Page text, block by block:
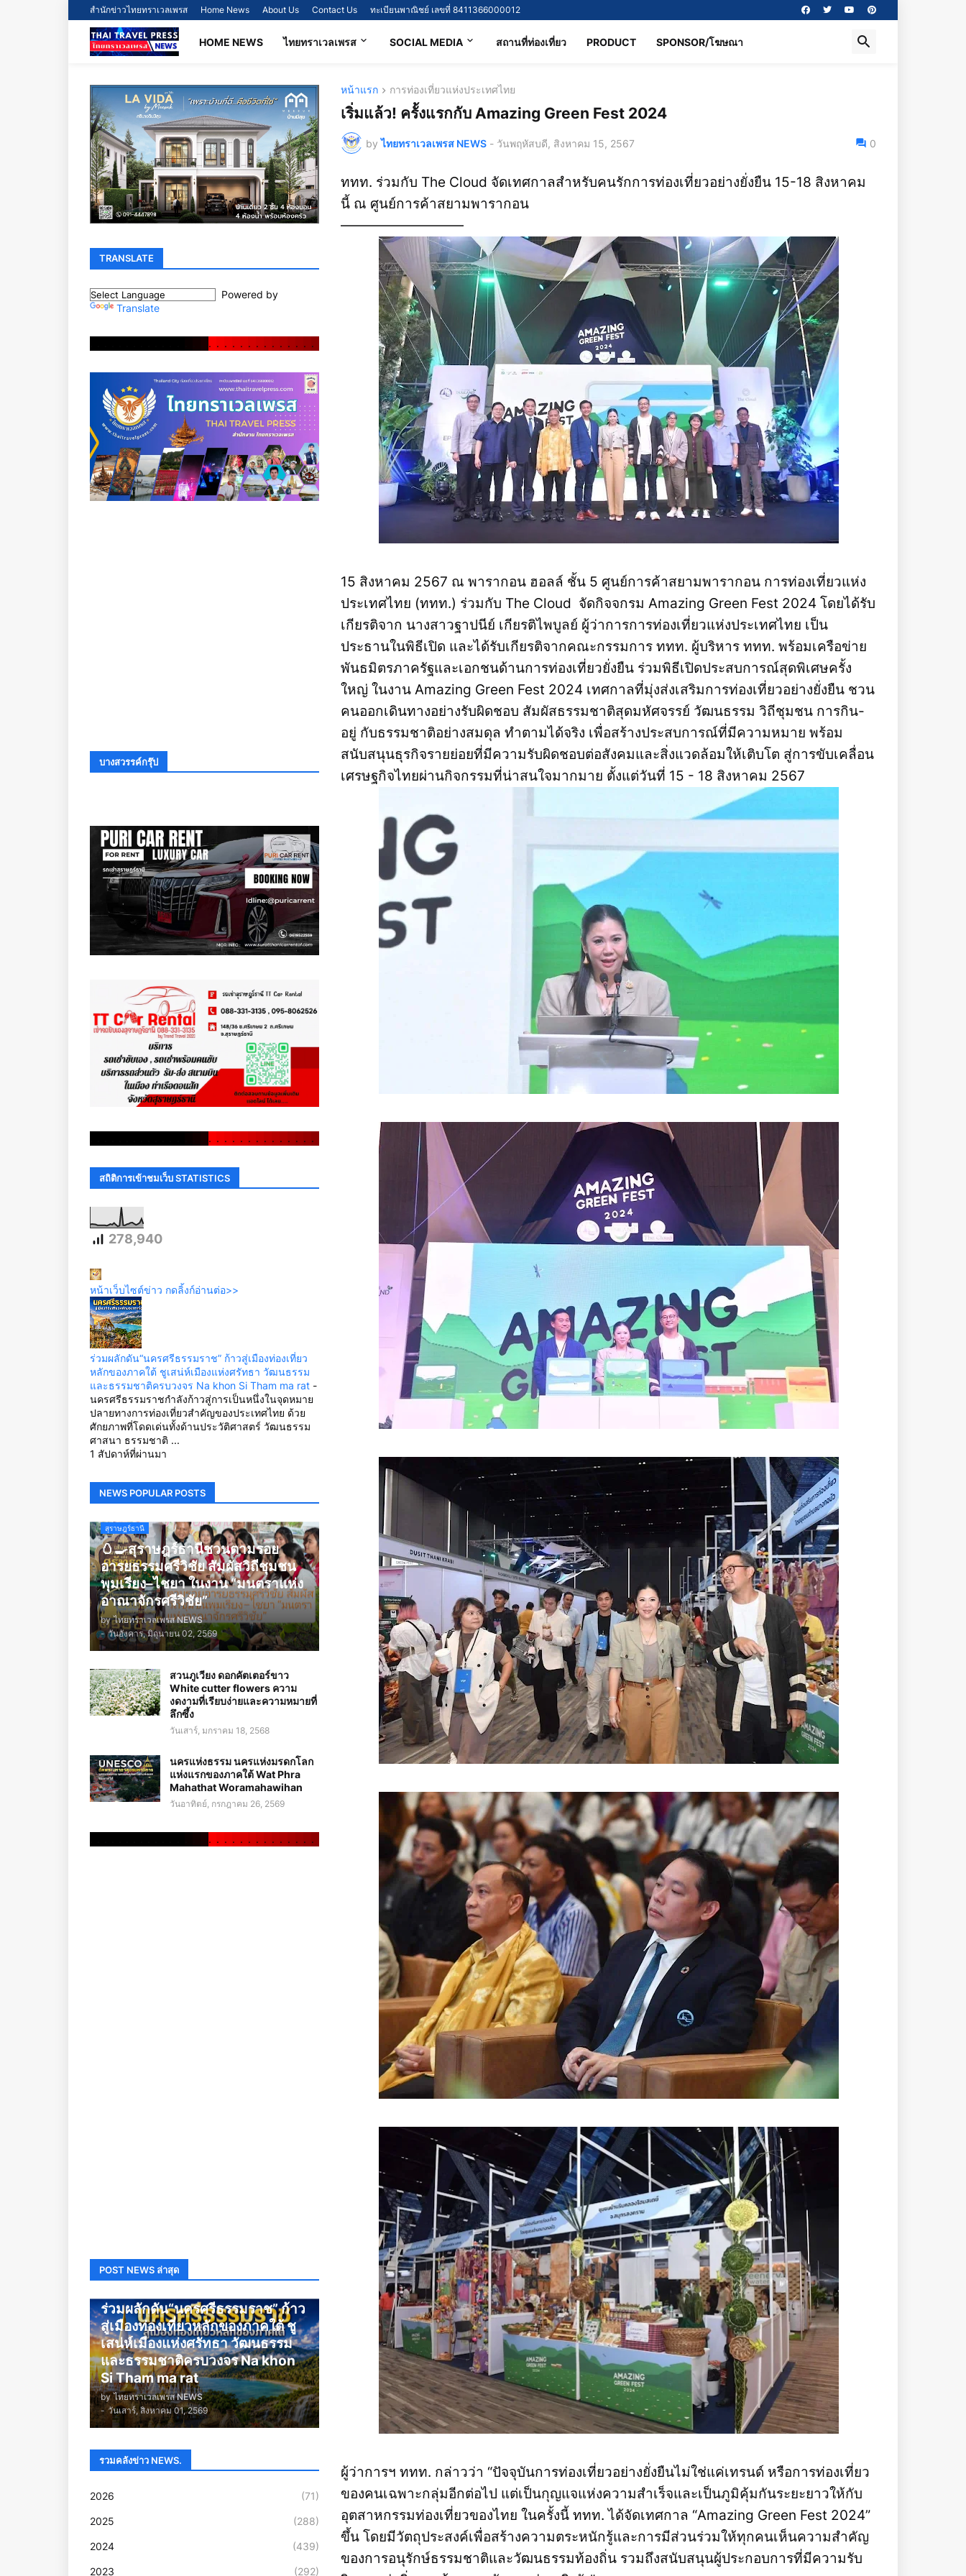
สำนักข่าวไทยทราเวลเพรส Home News About Us Contact Us ทะเบียนพาณิชย์ เลขที่ 8411366000012
HOME NEWS ไทยทราเวลเพรส SOCIAL MEDIA สถานที่ท่องเที่ยว PRODUCT SPONSOR/โฆษณา
หน้าแรก การท่องเที่ยวแห่งประเทศไทย
เริ่มแล้ว! ครั้งแรกกับ Amazing Green Fest 2024
by ไทยทราเวลเพรส NEWS - วันพฤหัสบดี, สิงหาคม 15, 2567 0
ททท. ร่วมกับ The Cloud จัดเทศกาลสำหรับคนรักการท่องเที่ยวอย่างยั่งยืน 15-18 สิงหาคม
นี้ ณ ศูนย์การค้าสยามพารากอน
—————————
15 สิงหาคม 2567 ณ พารากอน ฮอลล์ ชั้น 5 ศูนย์การค้าสยามพารากอน การท่องเที่ยวแห่ง
ประเทศไทย (ททท.) ร่วมกับ The Cloud จัดกิจจกรม Amazing Green Fest 2024 โดยได้รับ
เกียรติจาก นางสาวฐาปนีย์ เกียรติไพบูลย์ ผู้ว่าการการท่องเที่ยวแห่งประเทศไทย เป็น
ประธานในพิธีเปิด และได้รับเกียรติจากคณะกรรมการ ททท. ผู้บริหาร ททท. พร้อมเครือข่าย
พันธมิตรภาครัฐและเอกชนด้านการท่องเที่ยวยั่งยืน ร่วมพิธีเปิดประสบการณ์สุดพิเศษครั้ง
ใหญ่ ในงาน Amazing Green Fest 2024 เทศกาลที่มุ่งส่งเสริมการท่องเที่ยวอย่างยั่งยืน ชวน
คนออกเดินทางอย่างรับผิดชอบ สัมผัสธรรมชาติสุดมหัศจรรย์ วัฒนธรรม วิถีชุมชน การกิน-
อยู่ กับธรรมชาติอย่างสมดุล ทำตามได้จริง เพื่อสร้างประสบการณ์ที่มีความหมาย พร้อม
สนับสนุนธุรกิจรายย่อยที่มีความรับผิดชอบต่อสังคมและสิ่งแวดล้อมให้เติบโต สู่การขับเคลื่อน
เศรษฐกิจไทยผ่านกิจกรรมที่น่าสนใจมากมาย ตั้งแต่วันที่ 15 - 18 สิงหาคม 2567
ผู้ว่าการฯ ททท. กล่าวว่า “ปัจจุบันการท่องเที่ยวอย่างยั่งยืนไม่ใช่แค่เทรนด์ หรือการท่องเที่ยว
ของคนเฉพาะกลุ่มอีกต่อไป แต่เป็นกุญแจแห่งความสำเร็จและเป็นภูมิคุ้มกันระยะยาวให้กับ
อุตสาหกรรมท่องเที่ยวของไทย ในครั้งนี้ ททท. ได้จัดเทศกาล “Amazing Green Fest 2024”
ขึ้น โดยมีวัตถุประสงค์เพื่อสร้างความตระหนักรู้และการมีส่วนร่วมให้ทุกคนเห็นความสำคัญ
ของการอนุรักษ์ธรรมชาติและวัฒนธรรมท้องถิ่น รวมถึงสนับสนุนผู้ประกอบการที่มีความรับ
TRANSLATE
Powered by
Translate
. . . . . . . . . . . . . .
บางสวรรค์กรุ๊ป
. . . . . . . . . . . . . .
สถิติการเข้าชมเว็บ STATISTICS
278,940
หน้าเว็บไซต์ข่าว กดลิ้งก์อ่านต่อ>>
ร่วมผลักดัน“นครศรีธรรมราช” ก้าวสู่เมืองท่องเที่ยว
หลักของภาคใต้ ชูเสน่ห์เมืองแห่งศรัทธา วัฒนธรรม
และธรรมชาติครบวงจร Na khon Si Tham ma rat -
นครศรีธรรมราชกำลังก้าวสู่การเป็นหนึ่งในจุดหมาย
ปลายทางการท่องเที่ยวสำคัญของประเทศไทย ด้วย
ศักยภาพที่โดดเด่นทั้งด้านประวัติศาสตร์ วัฒนธรรม
ศาสนา ธรรมชาติ ...
1 สัปดาห์ที่ผ่านมา
NEWS POPULAR POSTS
สุราษฎร์ธานี
🥚🍳สุราษฎร์ธานีชวนตามรอย
อารยธรรมศรีวิชัย สัมผัสวิถีชุมชน
พุมเรียง–ไชยา ในงาน “มนตราแห่ง
อาณาจักรศรีวิชัย”
by ไทยทราเวลเพรส NEWS
- วันอังคาร, มิถุนายน 02, 2569
สวนภูเวียง ดอกคัตเตอร์ขาว
White cutter flowers ความ
งดงามที่เรียบง่ายและความหมายที่
ลึกซึ้ง
วันเสาร์, มกราคม 18, 2568
นครแห่งธรรม นครแห่งมรดกโลก
แห่งแรกของภาคใต้ Wat Phra
Mahathat Woramahawihan
วันอาทิตย์, กรกฎาคม 26, 2569
. . . . . . . . . . . . . .
POST NEWS ล่าสุด
ร่วมผลักดัน“นครศรีธรรมราช” ก้าว
สู่เมืองท่องเที่ยวหลักของภาคใต้ ชู
เสน่ห์เมืองแห่งศรัทธา วัฒนธรรม
และธรรมชาติครบวงจร Na khon
Si Tham ma rat
by ไทยทราเวลเพรส NEWS
- วันเสาร์, สิงหาคม 01, 2569
รวมคลังข่าว NEWS.
2026 (71)
2025 (288)
2024 (439)
2023 (292)